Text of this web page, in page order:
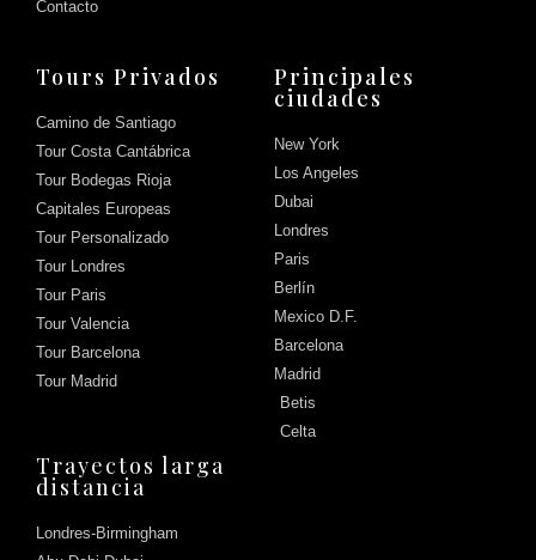
Contacto
Tours Privados
Camino de Santiago
Tour Costa Cantábrica
Tour Bodegas Rioja
Capitales Europeas
Tour Personalizado
Tour Londres
Tour Paris
Tour Valencia
Tour Barcelona
Tour Madrid
Principales
ciudades
New York
Los Angeles
Dubai
Londres
Paris
Berlín
Mexico D.F.
Barcelona
Madrid
Betis
Celta
Trayectos larga
distancia
Londres-Birmingham